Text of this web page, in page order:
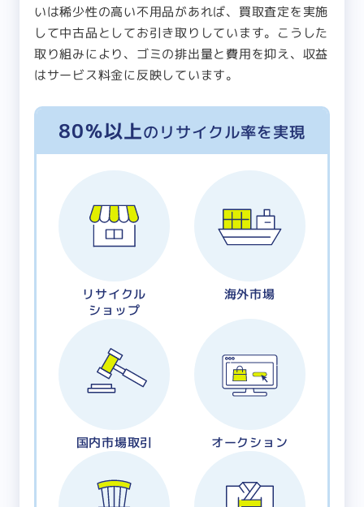
いは稀少性の高い不用品があれば、買取査定を実施
して中古品としてお引き取りしています。こうした
取り組みにより、ゴミの排出量と費用を抑え、収益
はサービス料金に反映しています。
80％以上のリサイクル率を実現
リサイクル
ショップ
海外市場
国内市場取引 オークション